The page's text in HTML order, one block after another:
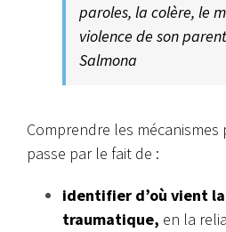
paroles, la colère, le
violence de son
Salmona
Comprendre les
passe par le fait de :
identifier d’où vient
traumatique, en la